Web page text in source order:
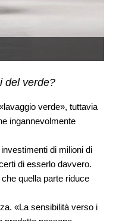
del verde?
verde», tuttavia
ingannevolmente
di milioni di
di esserlo davvero.
quella parte riduce
«La sensibilità verso i